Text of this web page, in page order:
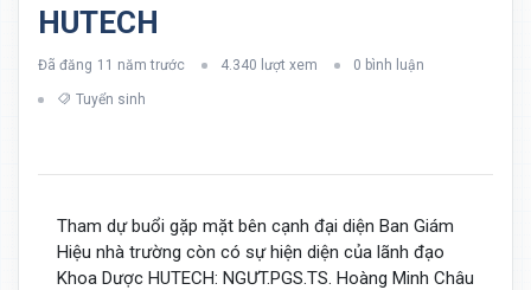
HUTECH
Đã đăng 11 năm trước 4.340 lượt xem 0 bình luận
Tuyển sinh
Tham dự buổi gặp mặt bên cạnh đại diện Ban Giám
Hiệu nhà trường còn có sự hiện diện của lãnh đạo
Khoa Dược HUTECH: NGƯT.PGS.TS. Hoàng Minh Châu